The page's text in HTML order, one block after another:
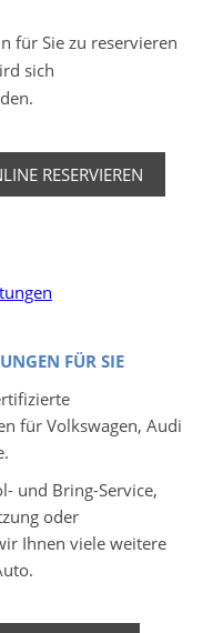
für Sie zu reservieren
sich
RESERVIEREN
FÜR SIE
für Volkswagen, Audi
und Bring-Service,
oder
Ihnen viele weitere